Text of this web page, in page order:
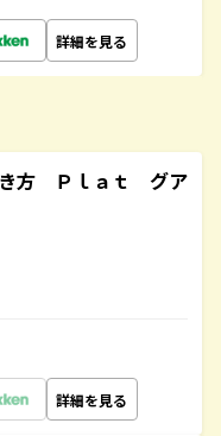
詳細を見る
方 Ｐｌａｔ グア
詳細を見る